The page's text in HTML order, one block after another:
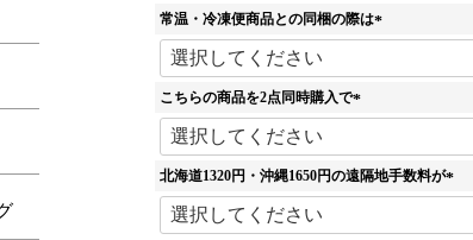
須
)
常温・冷凍便商品との同梱の際は
(
こちらの商品を2点同時購入で
(
須
北海道1320円・沖縄1650円の遠隔地手数料が
(